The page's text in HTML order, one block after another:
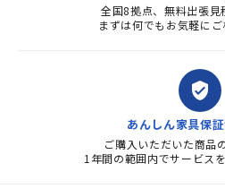
全国8拠点、無料出張見
まずは何でもお気軽にご
verified_user
あんしん家具保
ご購入いただいた商品
1年間の範囲内でサービス